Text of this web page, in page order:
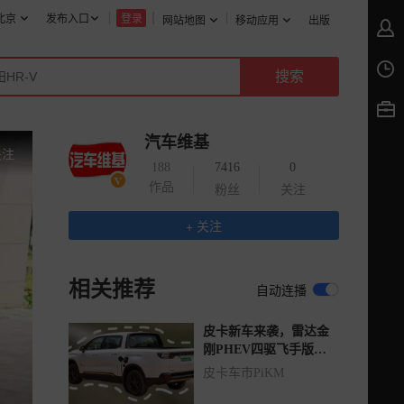
网站地图 移动应用 出版
登录
发布入口
京
汽车维基
188
作品
7416
粉丝
0
关注
+ 关注
相关推荐 自动连播
皮卡新车来袭，雷达金
刚PHEV四驱飞手版上
市
皮卡车市PiKM